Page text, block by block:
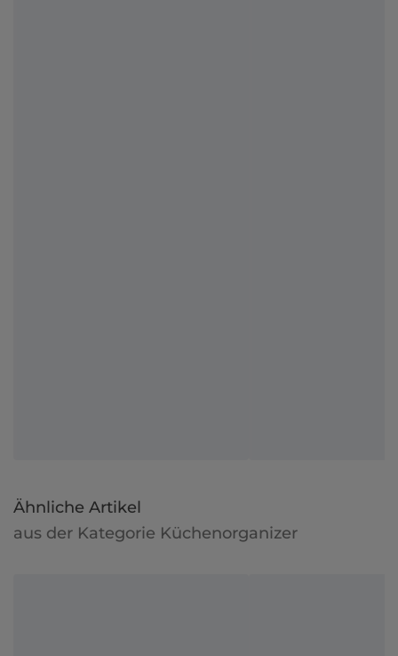
Ähnliche Artikel
aus der Kategorie Küchenorganizer